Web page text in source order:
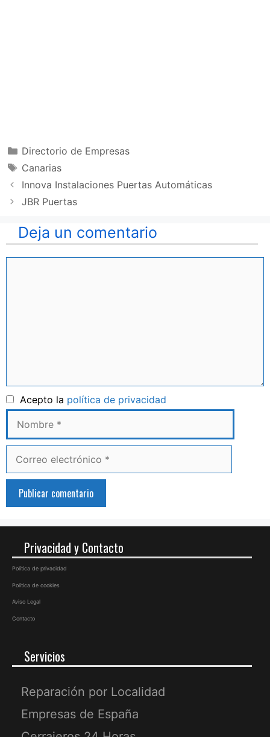
Categorías
Directorio de Empresas
Etiquetas
Canarias
Innova Instalaciones Puertas Automáticas
JBR Puertas
Deja un comentario
Acepto la política de privacidad
Privacidad y Contacto
Política de privacidad
Política de cookies
Aviso Legal
Contacto
Servicios
Reparación por Localidad
Empresas de España